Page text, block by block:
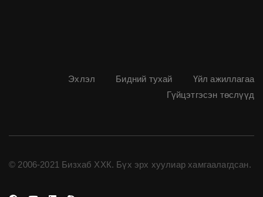
Эхлэл Бидний тухай
Үйл ажиллагаа
Гүйцэтгэсэн төслүүд
© 2006-2021 Бизхаб ХХК. Бүх эрх хуулиар хамгаалагдсан.